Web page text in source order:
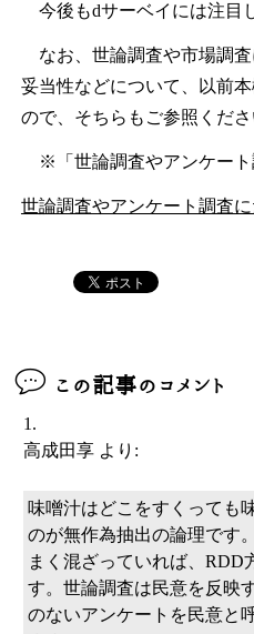
今後もdサーベイには注目
なお、世論調査や市場調
妥当性などについて、以前
ので、そちらもご参照くださ
※「世論調査やアンケート
世論調査やアンケート調査
この記事のコメント
高成田享 より:
味噌汁はどこをすくっても
のが無作為抽出の論理です
まく混ざっていれば、RDD
す。世論調査は民意を反映
のないアンケートを民意と